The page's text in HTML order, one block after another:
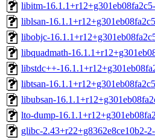
libitm-
liblsan-
libobjc-
libquadmath-
libstdc++-
libtsan-
libubsan-
lto-dump-
glibc-2.43+r22+g8362e8ce10b2-